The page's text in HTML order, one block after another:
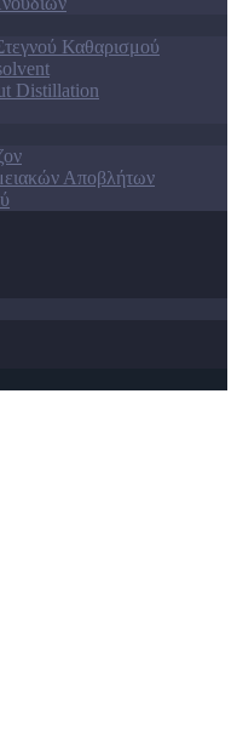
Καθαρισμού
Distillation
Αποβλήτων